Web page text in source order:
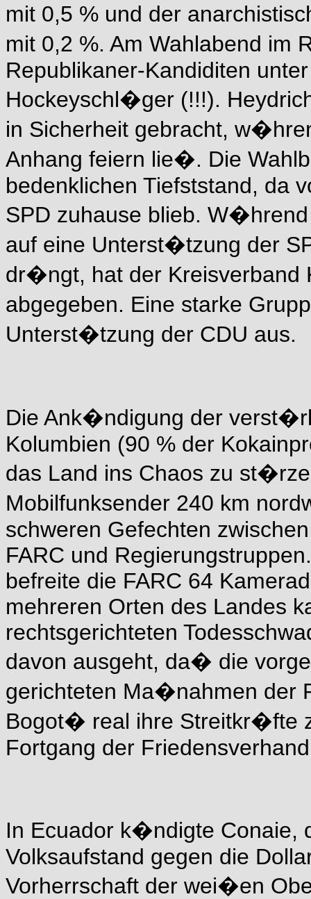
mit 0,5 % und der
mit 0,2 %. Am Wahlabend im
Republikaner-Kandiditen
Hockeyschl�ger (!!!).
in Sicherheit gebracht,
Anhang feiern lie�. Die
bedenklichen Tiefststand, da
SPD zuhause blieb.
auf eine Unterst�tzung der
dr�ngt, hat der
abgegeben. Eine starke
Unterst�tzung der CDU aus.
Die Ank�ndigung der
Kolumbien (90 % der
das Land ins Chaos zu
Mobilfunksender 240 km
schweren Gefechten
FARC und
befreite die FARC 64
mehreren Orten des Landes
rechtsgerichteten
davon ausgeht, da� die
gerichteten Ma�nahmen der
Bogot� real ihre Streitkr�fte
Fortgang der
In Ecuador k�ndigte Conaie,
Volksaufstand gegen die
Vorherrschaft der wei�en